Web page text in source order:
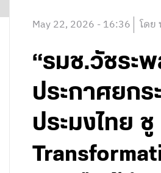
May 22, 2026 - 16:36 โดย
“รมช.วัชระพ
ประกาศยกร
ประมงไทย ชู